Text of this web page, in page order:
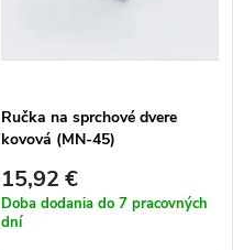
Ručka na sprchové dvere
kovová (MN-45)
15,92 €
Doba dodania do 7 pracovných
dní